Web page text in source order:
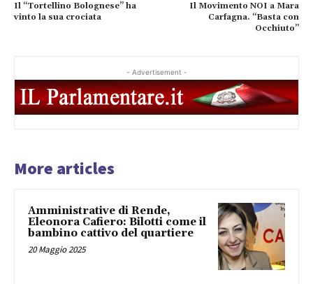
Il “Tortellino Bolognese” ha
vinto la sua crociata
Il Movimento NOI a Mara
Carfagna. “Basta con
Occhiuto”
- Advertisement -
More articles
Amministrative di Rende,
Eleonora Cafiero: Bilotti come il
bambino cattivo del quartiere
20 Maggio 2025